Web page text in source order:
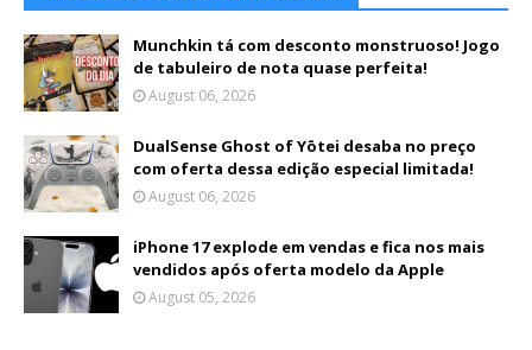
Munchkin tá com desconto monstruoso! Jogo
de tabuleiro de nota quase perfeita!
August 06, 2026
DualSense Ghost of Yōtei desaba no preço
com oferta dessa edição especial limitada!
August 06, 2026
iPhone 17 explode em vendas e fica nos mais
vendidos após oferta modelo da Apple
August 05, 2026